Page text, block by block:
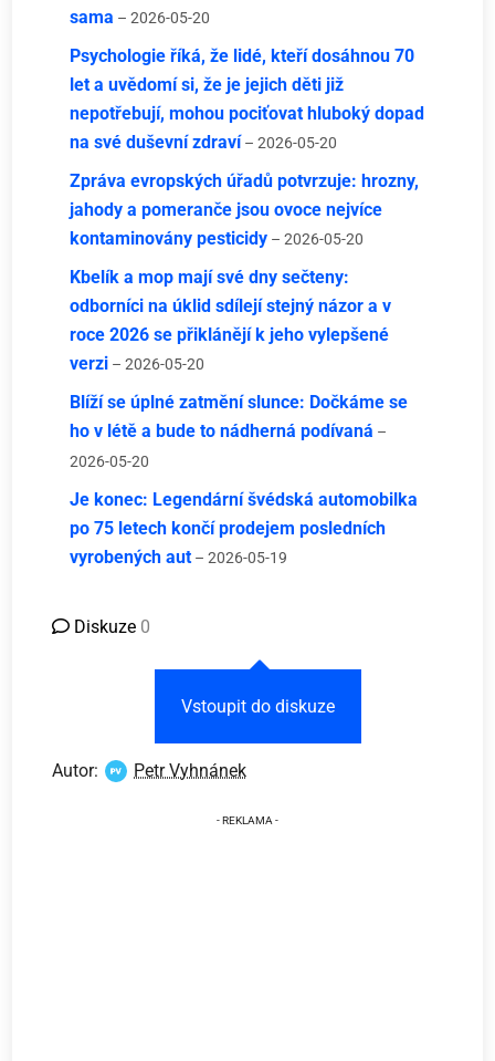
sama – 2026-05-20
Psychologie říká, že lidé, kteří dosáhnou 70
let a uvědomí si, že je jejich děti již
nepotřebují, mohou pociťovat hluboký dopad
na své duševní zdraví – 2026-05-20
Zpráva evropských úřadů potvrzuje: hrozny,
jahody a pomeranče jsou ovoce nejvíce
kontaminovány pesticidy – 2026-05-20
Kbelík a mop mají své dny sečteny:
odborníci na úklid sdílejí stejný názor a v
roce 2026 se přiklánějí k jeho vylepšené
verzi – 2026-05-20
Blíží se úplné zatmění slunce: Dočkáme se
ho v létě a bude to nádherná podívaná –
2026-05-20
Je konec: Legendární švédská automobilka
po 75 letech končí prodejem posledních
vyrobených aut – 2026-05-19
Diskuze 0
Vstoupit do diskuze
Autor: Petr Vyhnánek